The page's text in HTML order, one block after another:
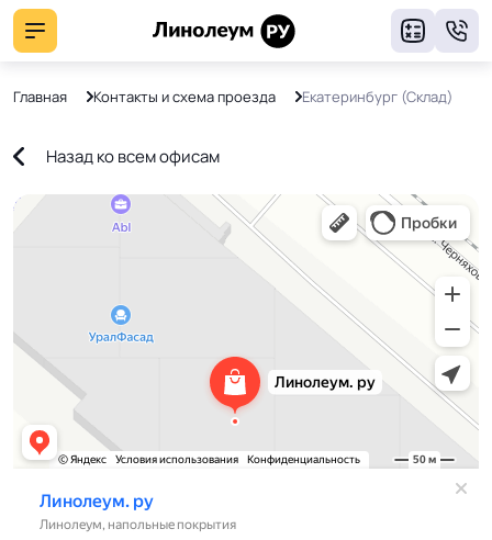
Главная Контакты и схема проезда Екатеринбург (Склад)
Назад ко всем офисам